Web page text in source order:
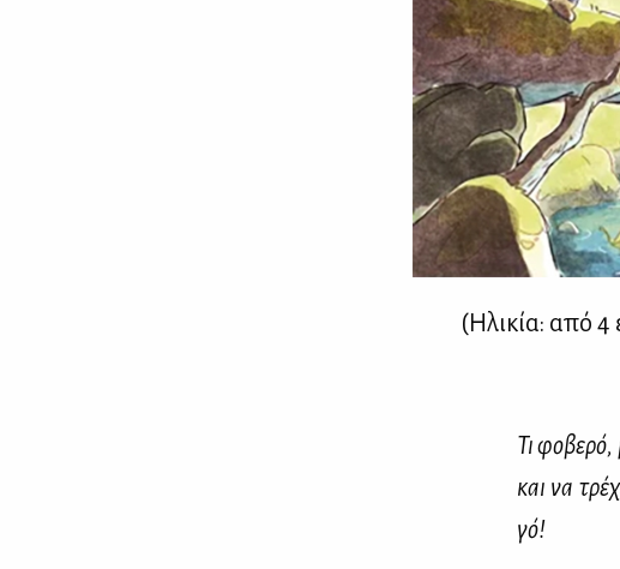
(Ηλι­κία: από 4
Τι φο­βε­ρό,
και να
γό!